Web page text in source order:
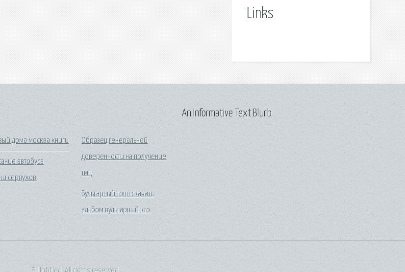
Links
дома москва книги
автобуса
серпухов
Образец генеральной
доверенности на получение
тмц
Вульгарный тонн скачать
альбом вульгарный кто
An Informative Text Blurb